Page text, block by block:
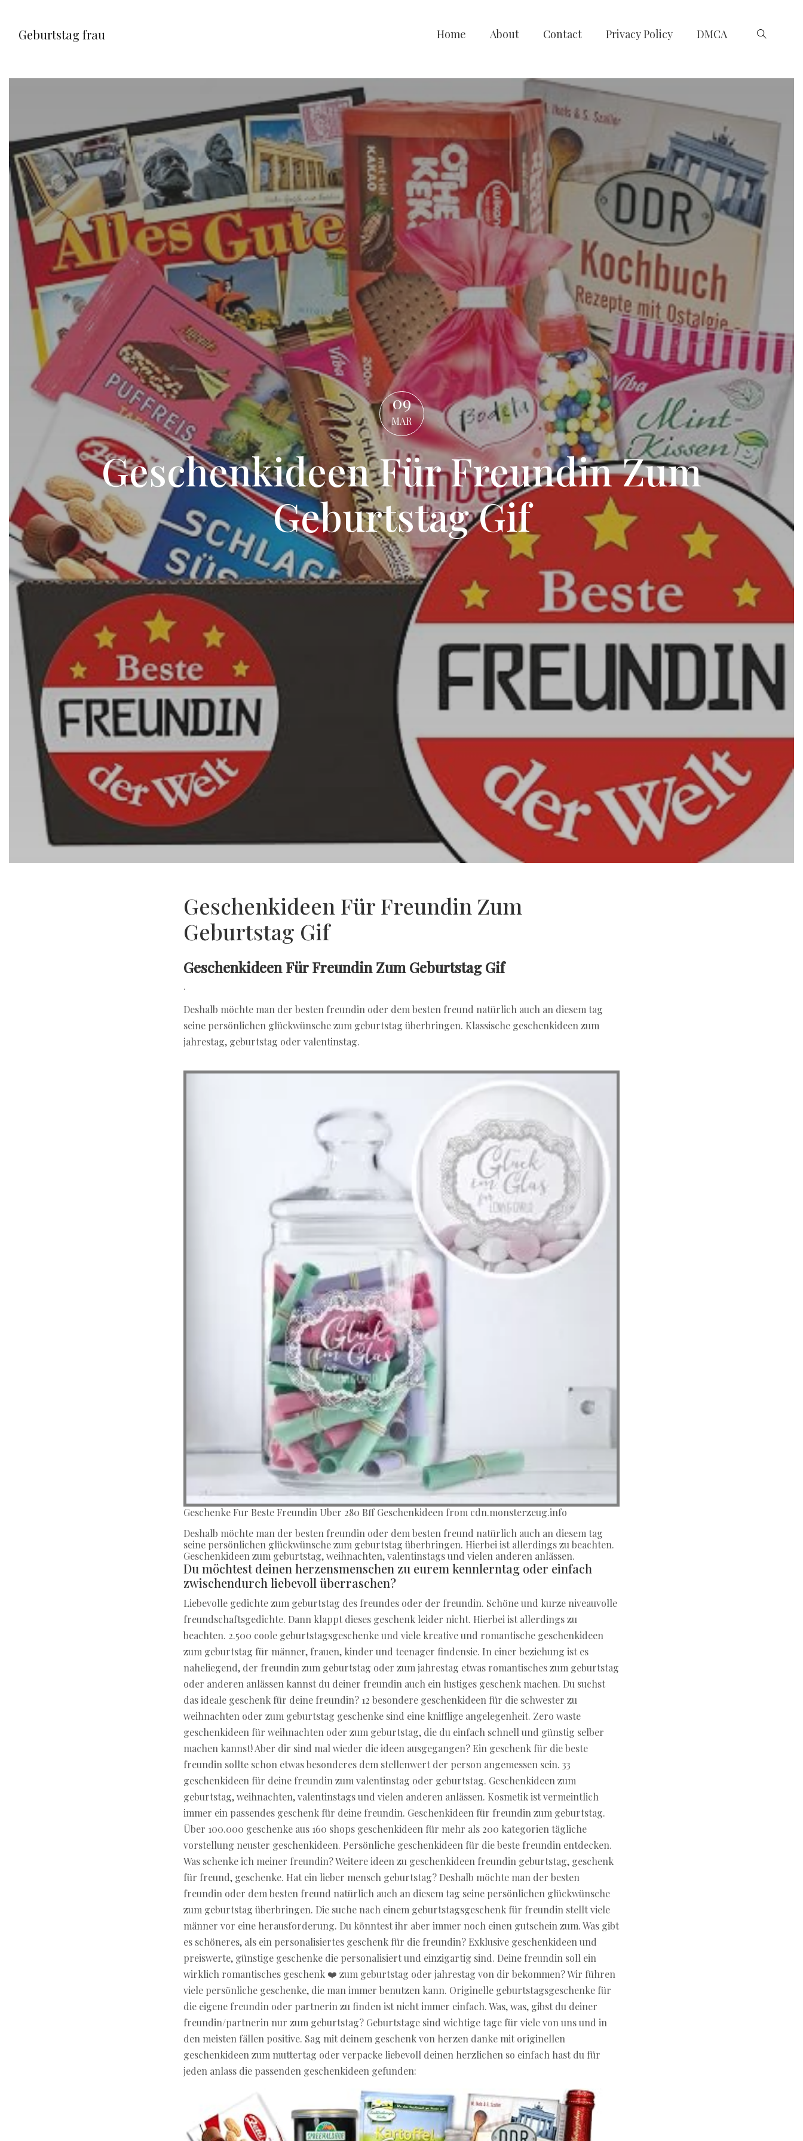
Geburtstag frau Home About Contact Privacy Policy DMCA
09
MAR
Geschenkideen Für Freundin Zum
Geburtstag Gif
Geschenkideen Für Freundin Zum
Geburtstag Gif
Geschenkideen Für Freundin Zum Geburtstag Gif
.
Deshalb möchte man der besten freundin oder dem besten freund natürlich auch an diesem tag
seine persönlichen glückwünsche zum geburtstag überbringen. Klassische geschenkideen zum
jahrestag, geburtstag oder valentinstag.
Geschenke Fur Beste Freundin Uber 280 Bff Geschenkideen from cdn.monsterzeug.info
Deshalb möchte man der besten freundin oder dem besten freund natürlich auch an diesem tag
seine persönlichen glückwünsche zum geburtstag überbringen. Hierbei ist allerdings zu beachten.
Geschenkideen zum geburtstag, weihnachten, valentinstags und vielen anderen anlässen.
Du möchtest deinen herzensmenschen zu eurem kennlerntag oder einfach
zwischendurch liebevoll überraschen?
Liebevolle gedichte zum geburtstag des freundes oder der freundin. Schöne und kurze niveauvolle
freundschaftsgedichte. Dann klappt dieses geschenk leider nicht. Hierbei ist allerdings zu
beachten. 2.500 coole geburtstagsgeschenke und viele kreative und romantische geschenkideen
zum geburtstag für männer, frauen, kinder und teenager findensie. In einer beziehung ist es
naheliegend, der freundin zum geburtstag oder zum jahrestag etwas romantisches zum geburtstag
oder anderen anlässen kannst du deiner freundin auch ein lustiges geschenk machen. Du suchst
das ideale geschenk für deine freundin? 12 besondere geschenkideen für die schwester zu
weihnachten oder zum geburtstag geschenke sind eine knifflige angelegenheit. Zero waste
geschenkideen für weihnachten oder zum geburtstag, die du einfach schnell und günstig selber
machen kannst! Aber dir sind mal wieder die ideen ausgegangen? Ein geschenk für die beste
freundin sollte schon etwas besonderes dem stellenwert der person angemessen sein. 33
geschenkideen für deine freundin zum valentinstag oder geburtstag. Geschenkideen zum
geburtstag, weihnachten, valentinstags und vielen anderen anlässen. Kosmetik ist vermeintlich
immer ein passendes geschenk für deine freundin. Geschenkideen für freundin zum geburtstag.
Über 100.000 geschenke aus 160 shops geschenkideen für mehr als 200 kategorien tägliche
vorstellung neuster geschenkideen. Persönliche geschenkideen für die beste freundin entdecken.
Was schenke ich meiner freundin? Weitere ideen zu geschenkideen freundin geburtstag, geschenk
für freund, geschenke. Hat ein lieber mensch geburtstag? Deshalb möchte man der besten
freundin oder dem besten freund natürlich auch an diesem tag seine persönlichen glückwünsche
zum geburtstag überbringen. Die suche nach einem geburtstagsgeschenk für freundin stellt viele
männer vor eine herausforderung. Du könntest ihr aber immer noch einen gutschein zum. Was gibt
es schöneres, als ein personalisiertes geschenk für die freundin? Exklusive geschenkideen und
preiswerte, günstige geschenke die personalisiert und einzigartig sind. Deine freundin soll ein
wirklich romantisches geschenk ❤️ zum geburtstag oder jahrestag von dir bekommen? Wir führen
viele persönliche geschenke, die man immer benutzen kann. Originelle geburtstagsgeschenke für
die eigene freundin oder partnerin zu finden ist nicht immer einfach. Was, was, gibst du deiner
freundin/partnerin nur zum geburtstag? Geburtstage sind wichtige tage für viele von uns und in
den meisten fällen positive. Sag mit deinem geschenk von herzen danke mit originellen
geschenkideen zum muttertag oder verpacke liebevoll deinen herzlichen so einfach hast du für
jeden anlass die passenden geschenkideen gefunden: